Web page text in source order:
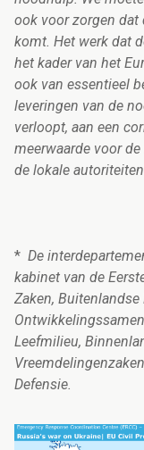
ook voor zorgen
komt. Het werk dat
het kader van het
ook van essentieel
leveringen van de
verloopt, aan een
meerwaarde voor
de lokale autoriteiten
* De
kabinet van de
Zaken, Buitenlandse
Leefmilieu,
Defensie.